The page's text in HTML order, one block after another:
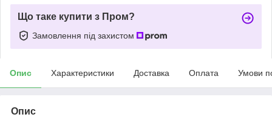
Що таке купити з Пром?
Замовлення під захистом
Опис Характеристики Доставка Оплата Умови
Опис